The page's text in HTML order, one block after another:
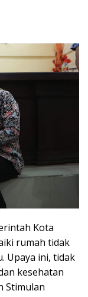
Kota
rumah tidak
Upaya ini, tidak
kesehatan
Stimulan